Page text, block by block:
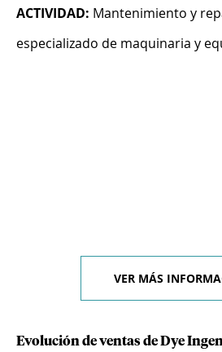
ACTIVIDAD: Mantenimiento y
especializado de maquinaria y
VER MÁS
Evolución de ventas de Dye